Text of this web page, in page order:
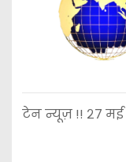
टेन न्यूज़ !! २७